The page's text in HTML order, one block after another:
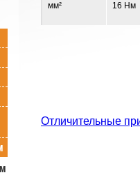
мм²
16 Нм
Отличительные